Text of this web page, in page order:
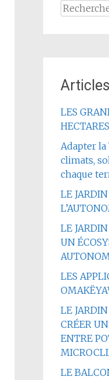
Rechercher
LES
HECTARES
Adapter
climats,
chaque
LE
LE
UN
LES
LE
CRÉER
ENTRE
LE